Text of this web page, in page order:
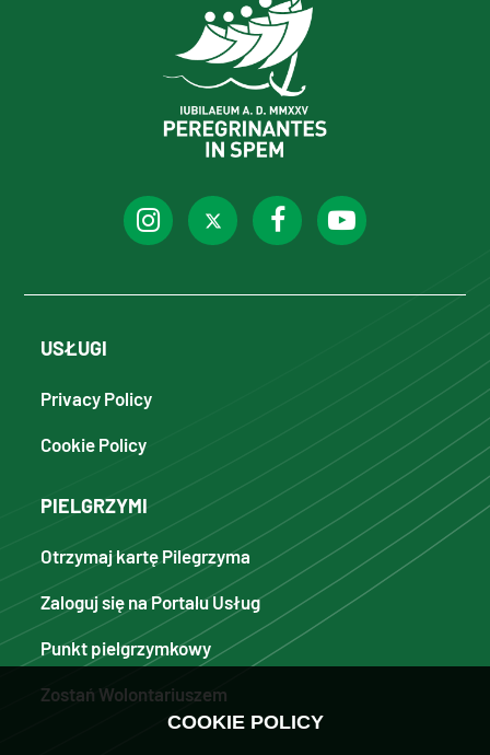
USŁUGI
Privacy Policy
Cookie Policy
PIELGRZYMI
Otrzymaj kartę Pilegrzyma
Zaloguj się na Portalu Usług
Punkt pielgrzymkowy
Zostań Wolontariuszem
COOKIE POLICY